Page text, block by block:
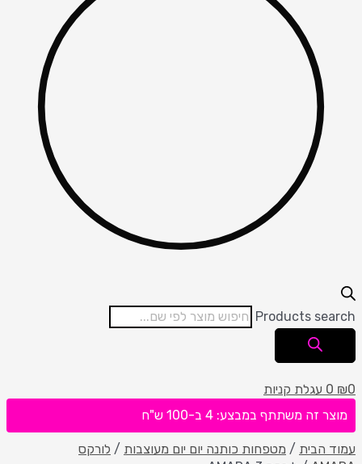
Products search
₪0
0 עגלת קניות
מוצר זה משתתף במבצע: 4 ב-100 ש"ח
עמוד הבית / מטפחות כותנה יום יום מעוצבות / לורקס